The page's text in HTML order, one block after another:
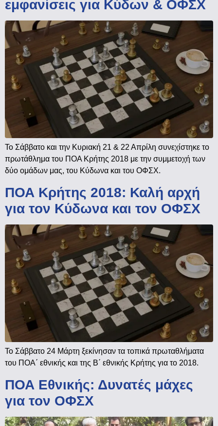
εμφανίσεις για Κύδων & ΟΦΣΧ
Το Σάββατο και την Κυριακή 21 & 22 Απρίλη συνεχίστηκε το
πρωτάθλημα του ΠΟΑ Κρήτης 2018 με την συμμετοχή των
δύο ομάδων μας, του Κύδωνα και του ΟΦΣΧ.
ΠΟΑ Κρήτης 2018: Καλή αρχή
για τον Κύδωνα και τον ΟΦΣΧ
Το Σάββατο 24 Μάρτη ξεκίνησαν τα τοπικά πρωταθλήματα
του ΠΟΑ΄ εθνικής και της Β΄ εθνικής Κρήτης για το 2018.
ΠΟΑ Εθνικής: Δυνατές μάχες
για τον ΟΦΣΧ